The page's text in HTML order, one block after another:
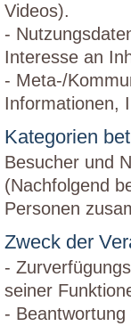
Videos).
-
Interesse an
- Meta-/
Informationen,
Kategorien
Besucher und
(Nachfolgend
Personen
Zweck der
-
seiner
-